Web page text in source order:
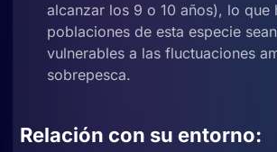
alcanzar los 9 o 10 años), lo que
poblaciones de esta especie
vulnerables a las fluctuaciones
sobrepesca.
Relación con su entorno: